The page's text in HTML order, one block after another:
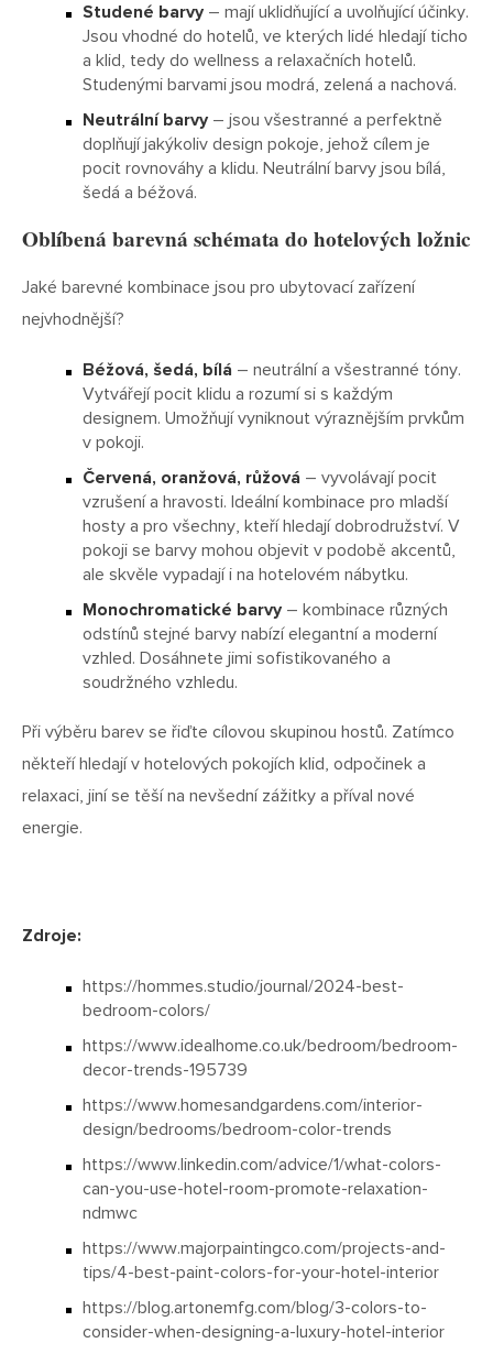
Studené barvy – mají uklidňující a uvolňující účinky.
Jsou vhodné do hotelů, ve kterých lidé hledají ticho
a klid, tedy do wellness a relaxačních hotelů.
Studenými barvami jsou modrá, zelená a nachová.
Neutrální barvy – jsou všestranné a perfektně
doplňují jakýkoliv design pokoje, jehož cílem je
pocit rovnováhy a klidu. Neutrální barvy jsou bílá,
šedá a béžová.
Oblíbená barevná schémata do hotelových ložnic
Jaké barevné kombinace jsou pro ubytovací zařízení
nejvhodnější?
Béžová, šedá, bílá – neutrální a všestranné tóny.
Vytvářejí pocit klidu a rozumí si s každým
designem. Umožňují vyniknout výraznějším prvkům
v pokoji.
Červená, oranžová, růžová – vyvolávají pocit
vzrušení a hravosti. Ideální kombinace pro mladší
hosty a pro všechny, kteří hledají dobrodružství. V
pokoji se barvy mohou objevit v podobě akcentů,
ale skvěle vypadají i na hotelovém nábytku.
Monochromatické barvy – kombinace různých
odstínů stejné barvy nabízí elegantní a moderní
vzhled. Dosáhnete jimi sofistikovaného a
soudržného vzhledu.
Při výběru barev se řiďte cílovou skupinou hostů. Zatímco
někteří hledají v hotelových pokojích klid, odpočinek a
relaxaci, jiní se těší na nevšední zážitky a příval nové
energie.
Zdroje:
https://hommes.studio/journal/2024-best-
bedroom-colors/
https://www.idealhome.co.uk/bedroom/bedroom-
decor-trends-195739
https://www.homesandgardens.com/interior-
design/bedrooms/bedroom-color-trends
https://www.linkedin.com/advice/1/what-colors-
can-you-use-hotel-room-promote-relaxation-
ndmwc
https://www.majorpaintingco.com/projects-and-
tips/4-best-paint-colors-for-your-hotel-interior
https://blog.artonemfg.com/blog/3-colors-to-
consider-when-designing-a-luxury-hotel-interior